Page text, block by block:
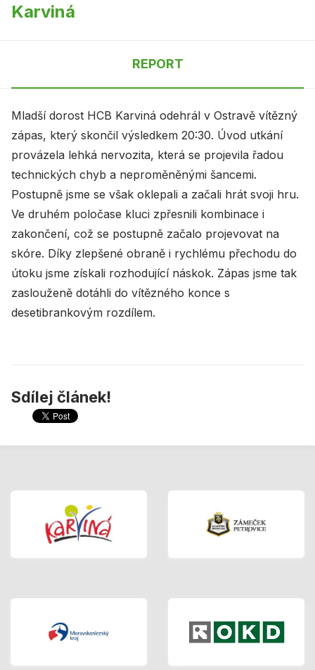
Karviná
REPORT
Mladší dorost HCB Karviná odehrál v Ostravě vítězný
zápas, který skončil výsledkem 20:30. Úvod utkání
provázela lehká nervozita, která se projevila řadou
technických chyb a neproměněnými šancemi.
Postupně jsme se však oklepali a začali hrát svoji hru.
Ve druhém poločase kluci zpřesnili kombinace i
zakončení, což se postupně začalo projevovat na
skóre. Díky zlepšené obraně i rychlému přechodu do
útoku jsme získali rozhodující náskok. Zápas jsme tak
zaslouženě dotáhli do vítězného konce s
desetibrankovým rozdílem.
Sdílej článek!